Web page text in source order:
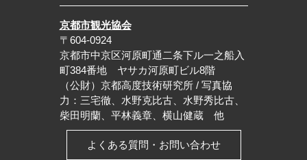
京都市観光協会
〒604-0924
京都市中京区河原町通二条下ル一之船入
町384番地 ヤサカ河原町ビル8階
（公財）京都高度技術研究所 / 写真協
力：三宅徹、水野克比古、水野秀比古、
柴田明蘭、平林義章、横山健蔵 他
よくある質問・お問い合わせ